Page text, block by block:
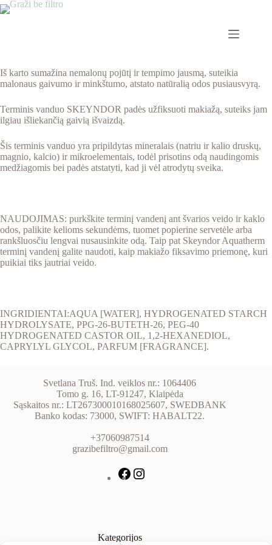
Iš karto sumažina nemalonų pojūtį ir tempimo jausmą, suteikia
malonaus gaivumo ir minkštumo, atstato natūralią odos pusiausvyrą.
Terminis vanduo SKEYNDOR padės užfiksuoti makiažą, suteiks jam
ilgiau išliekančią gaivią išvaizdą.
Šis terminis vanduo yra pripildytas mineralais (natriu ir kalio druskų,
magnio, kalcio) ir mikroelementais, todėl prisotins odą naudingomis
medžiagomis bei padės atstatyti, kad ji vėl atrodytų sveika.
NAUDOJIMAS: purkškite terminį vandenį ant švarios veido ir kaklo
odos, palikite kelioms sekundėms, tuomet popierine servetėle arba
rankšluosčiu lengvai nusausinkite odą. Taip pat Skeyndor Aquatherm
terminį vandenį galite naudoti, kaip makiažo fiksavimo priemonę, kuri
puikiai tiks jautriai veido.
INGRIDIENTAI:AQUA [WATER], HYDROGENATED STARCH
HYDROLYSATE, PPG-26-BUTETH-26, PEG-40
HYDROGENATED CASTOR OIL, 1,2-HEXANEDIOL,
CAPRYLYL GLYCOL, PARFUM [FRAGRANCE].
Svetlana Truš. Ind. veiklos nr.: 1064406
Tomo g. 16, LT-91247, Klaipėda
Sąskaitos nr.: LT267300010168025607, SWEDBANK
Banko kodas: 73000, SWIFT: HABALT22.
+37060987514
grazibefiltro@gmail.com
Kategorijos